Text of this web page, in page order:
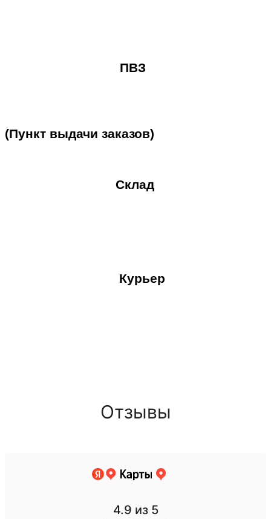
ПВЗ
(Пункт выдачи заказов)
Склад
Курьер